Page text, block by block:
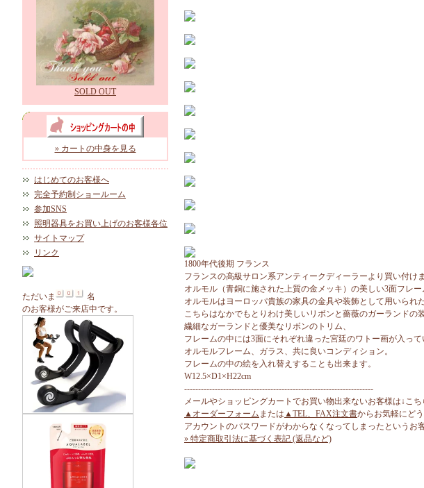
SOLD OUT
» カートの中身を見る
はじめてのお客様へ
完全予約制ショールーム
参加SNS
照明器具をお買い上げのお客様各位
サイトマップ
リンク
ただいま
名
のお客様がご来店中です。
1800年代後期 フランス
フランスの高級サロン系アンティークディーラーより買い付け
オルモル（青銅に施された上質の金メッキ）の美しい3面フレー
オルモルはヨーロッパ貴族の家具の金具や装飾として用いられ
こちらはなかでもとりわけ美しいリボンと薔薇のガーランドの装
繊細なガーランドと優美なリボンのトリム、
フレームの中には3面にそれぞれ違った宮廷のワトー画が入って
オルモルフレーム、ガラス、共に良いコンディション。
フレームの中の絵を入れ替えすることも出来ます。
W12.5×D1×H22cm
--------------------------------------------------------------------
メールやショッピングカートでお買い物出来ないお客様は↓こち
▲オーダーフォーム または ▲TEL、FAX注文書からお気軽にどう
アカウントのパスワードがわからなくなってしまったというお
» 特定商取引法に基づく表記 (返品など)